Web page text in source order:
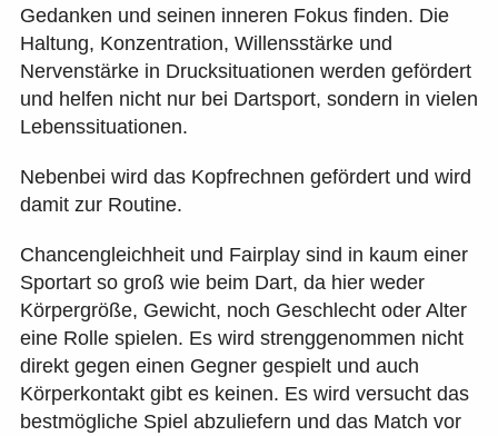
Gedanken und seinen inneren Fokus finden. Die
Haltung, Konzentration, Willensstärke und
Nervenstärke in Drucksituationen werden gefördert
und helfen nicht nur bei Dartsport, sondern in vielen
Lebenssituationen.
Nebenbei wird das Kopfrechnen gefördert und wird
damit zur Routine.
Chancengleichheit und Fairplay sind in kaum einer
Sportart so groß wie beim Dart, da hier weder
Körpergröße, Gewicht, noch Geschlecht oder Alter
eine Rolle spielen. Es wird strenggenommen nicht
direkt gegen einen Gegner gespielt und auch
Körperkontakt gibt es keinen. Es wird versucht das
bestmögliche Spiel abzuliefern und das Match vor